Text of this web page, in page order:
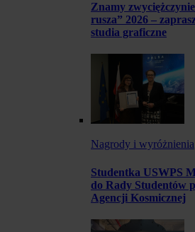
Znamy
rusza” 2026 –
studia graficzne
Nagrody i wyróżnienia
Studentka USWPS
do Rady Studentów
Agencji Kosmicznej